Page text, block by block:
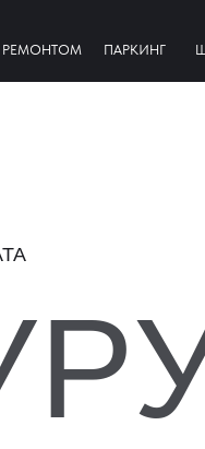
РЕМОНТОМ ПАРКИНГ